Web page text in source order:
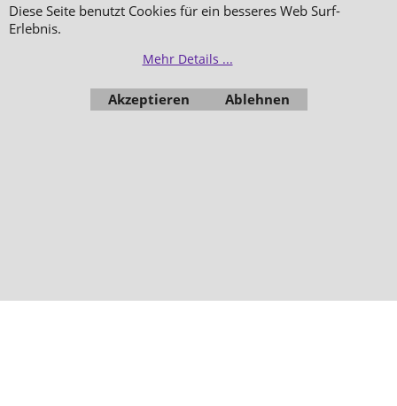
Diese Seite benutzt Cookies für ein besseres Web Surf-
Erlebnis.
Mehr Details ...
Akzeptieren Ablehnen